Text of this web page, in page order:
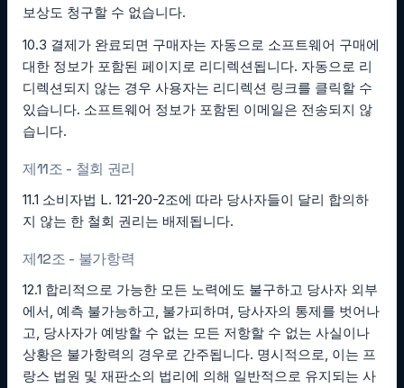
보상도 청구할 수 없습니다.
10.3 결제가 완료되면 구매자는 자동으로 소프트웨어 구매에
대한 정보가 포함된 페이지로 리디렉션됩니다. 자동으로 리
디렉션되지 않는 경우 사용자는 리디렉션 링크를 클릭할 수
있습니다. 소프트웨어 정보가 포함된 이메일은 전송되지 않
습니다.
제11조 - 철회 권리
11.1 소비자법 L. 121-20-2조에 따라 당사자들이 달리 합의하
지 않는 한 철회 권리는 배제됩니다.
제12조 - 불가항력
12.1 합리적으로 가능한 모든 노력에도 불구하고 당사자 외부
에서, 예측 불가능하고, 불가피하며, 당사자의 통제를 벗어나
고, 당사자가 예방할 수 없는 모든 저항할 수 없는 사실이나
상황은 불가항력의 경우로 간주됩니다. 명시적으로, 이는 프
랑스 법원 및 재판소의 법리에 의해 일반적으로 유지되는 사